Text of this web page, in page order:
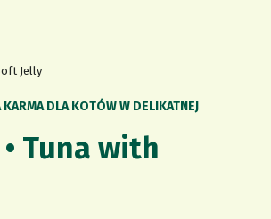
Jelly
• Tuna with
DLA KOTÓW W DELIKATNEJ